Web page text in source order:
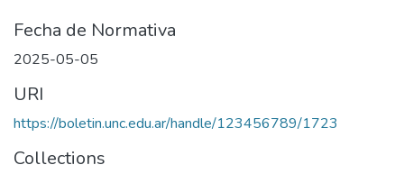
Fecha de Normativa
2025-05-05
URI
https://boletin.unc.edu.ar/handle/123456789/1723
Collections